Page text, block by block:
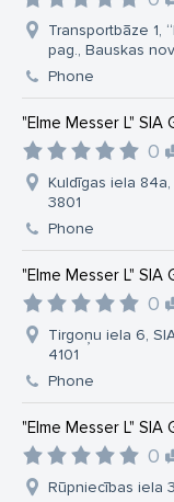
Transportbāze 1,
pag., Bauskas
Phone
"Elme Messer L"
0
Kuldīgas iela 84a,
3801
Phone
"Elme Messer L"
0
Tirgoņu iela 6,
4101
Phone
"Elme Messer L"
0
Rūpniecības iela